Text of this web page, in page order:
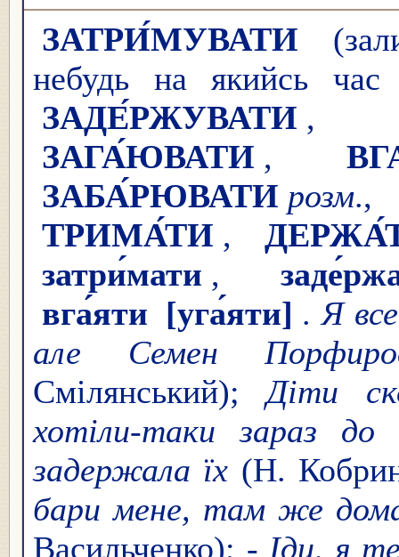
ЗАТРИ́МУВАТИ
небудь на якийсь
ЗАДЕ́РЖУВАТИ
ЗАГА́ЮВАТИ ,
ЗАБА́РЮВАТИ розм
ТРИМА́ТИ ,
затри́мати ,
вга́яти [уга́яти] .Я
але Семен
Смілянський);Діти
хотіли-таки зараз до
задержала їх (Н.
бари мене, там же
Васильченко); - Іди, я